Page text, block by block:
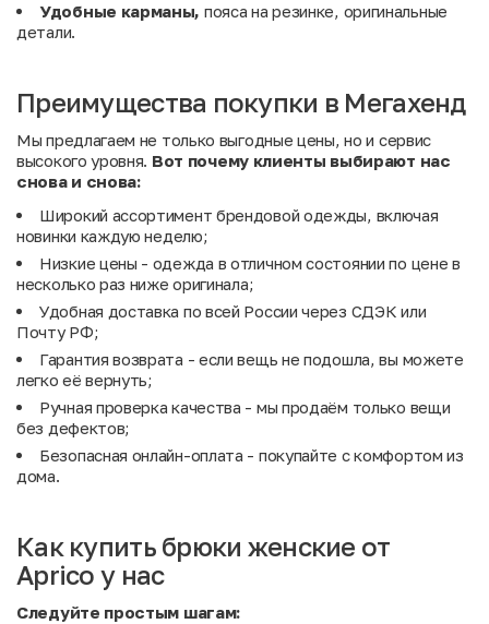
Удобные карманы, пояса на резинке, оригинальные
детали.
Преимущества покупки в Мегахенд
Мы предлагаем не только выгодные цены, но и сервис
высокого уровня. Вот почему клиенты выбирают нас
снова и снова:
Широкий ассортимент брендовой одежды, включая
новинки каждую неделю;
Низкие цены - одежда в отличном состоянии по цене в
несколько раз ниже оригинала;
Удобная доставка по всей России через СДЭК или
Почту РФ;
Гарантия возврата - если вещь не подошла, вы можете
легко её вернуть;
Ручная проверка качества - мы продаём только вещи
без дефектов;
Безопасная онлайн-оплата - покупайте с комфортом из
дома.
Как купить брюки женские от
Aprico у нас
Следуйте простым шагам: